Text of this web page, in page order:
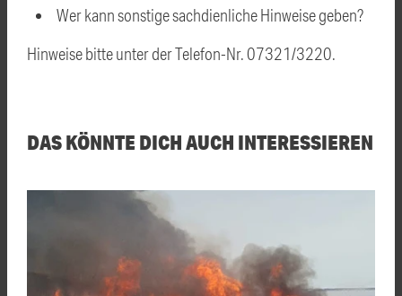
Wer kann sonstige sachdienliche Hinweise geben?
Hinweise bitte unter der Telefon-Nr. 07321/3220.
DAS KÖNNTE DICH AUCH INTERESSIEREN